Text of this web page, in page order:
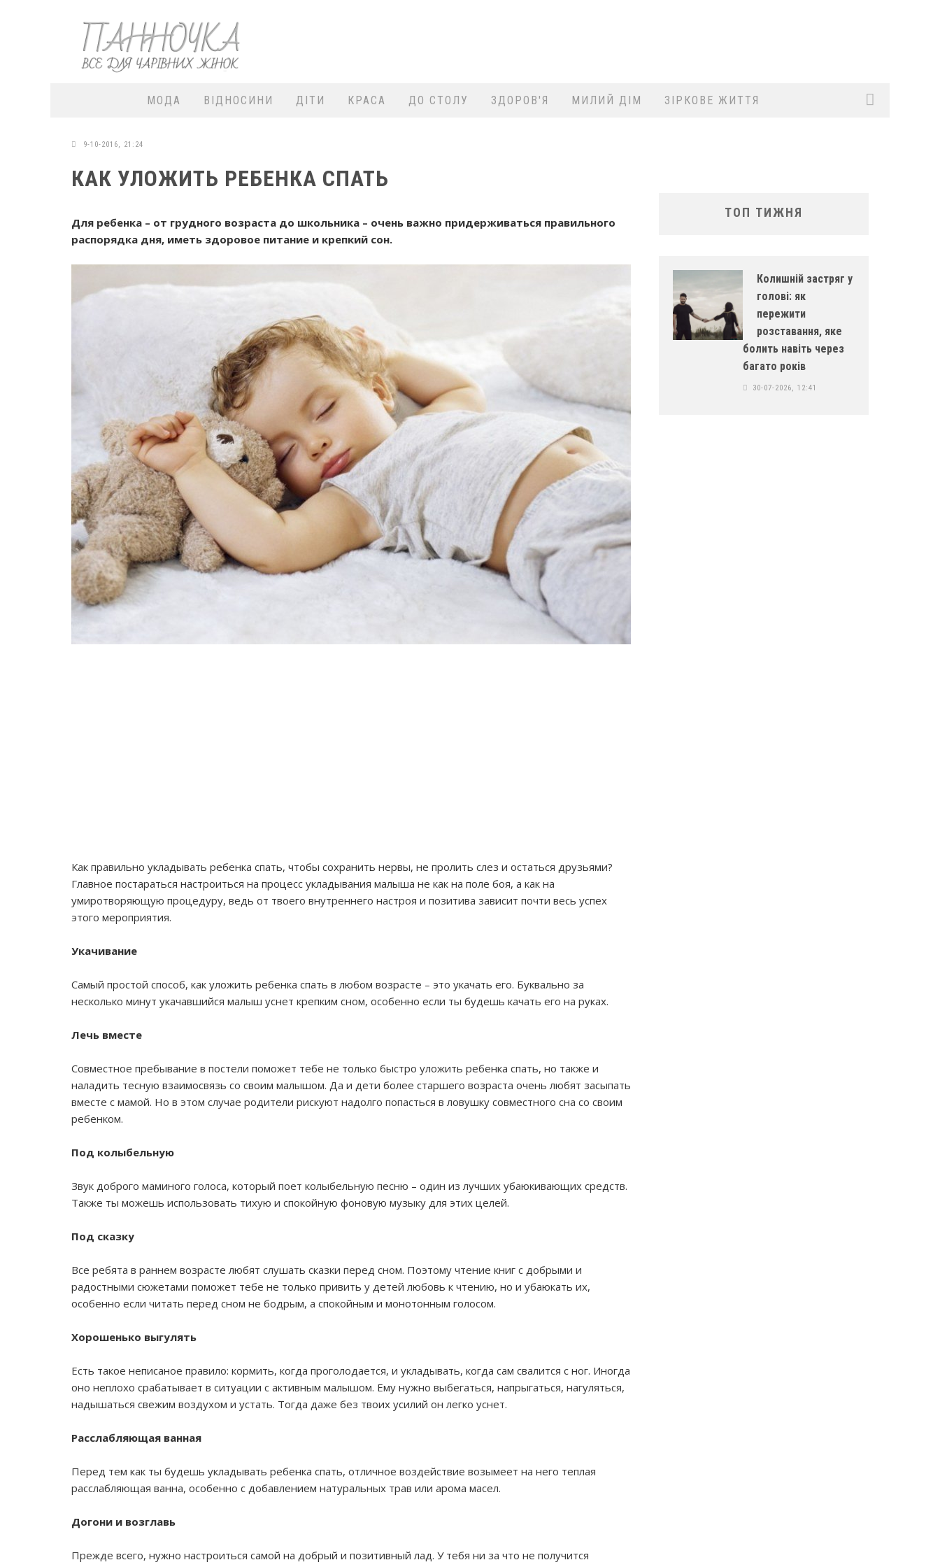
МОДА ВІДНОСИНИ ДІТИ КРАСА ДО СТОЛУ ЗДОРОВ'Я МИЛИЙ ДІМ ЗІРКОВЕ ЖИТТЯ
9-10-2016, 21:24
КАК УЛОЖИТЬ РЕБЕНКА СПАТЬ
Для ребенка – от грудного возраста до школьника – очень важно придерживаться правильного
распорядка дня, иметь здоровое питание и крепкий сон.
Как правильно укладывать ребенка спать, чтобы сохранить нервы, не пролить слез и остаться друзьями?
Главное постараться настроиться на процесс укладывания малыша не как на поле боя, а как на
умиротворяющую процедуру, ведь от твоего внутреннего настроя и позитива зависит почти весь успех
этого мероприятия.
Укачивание
Самый простой способ, как уложить ребенка спать в любом возрасте – это укачать его. Буквально за
несколько минут укачавшийся малыш уснет крепким сном, особенно если ты будешь качать его на руках.
Лечь вместе
Совместное пребывание в постели поможет тебе не только быстро уложить ребенка спать, но также и
наладить тесную взаимосвязь со своим малышом. Да и дети более старшего возраста очень любят засыпать
вместе с мамой. Но в этом случае родители рискуют надолго попасться в ловушку совместного сна со своим
ребенком.
Под колыбельную
Звук доброго маминого голоса, который поет колыбельную песню – один из лучших убаюкивающих средств.
Также ты можешь использовать тихую и спокойную фоновую музыку для этих целей.
Под сказку
Все ребята в раннем возрасте любят слушать сказки перед сном. Поэтому чтение книг с добрыми и
радостными сюжетами поможет тебе не только привить у детей любовь к чтению, но и убаюкать их,
особенно если читать перед сном не бодрым, а спокойным и монотонным голосом.
Хорошенько выгулять
Есть такое неписаное правило: кормить, когда проголодается, и укладывать, когда сам свалится с ног. Иногда
оно неплохо срабатывает в ситуации с активным малышом. Ему нужно выбегаться, напрыгаться, нагуляться,
надышаться свежим воздухом и устать. Тогда даже без твоих усилий он легко уснет.
Расслабляющая ванная
Перед тем как ты будешь укладывать ребенка спать, отличное воздействие возымеет на него теплая
расслабляющая ванна, особенно с добавлением натуральных трав или арома масел.
Догони и возглавь
Прежде всего, нужно настроиться самой на добрый и позитивный лад. У тебя ни за что не получится
ТОП ТИЖНЯ
Колишній застряг у
голові: як
пережити
розставання, яке
болить навіть через
багато років
30-07-2026, 12:41